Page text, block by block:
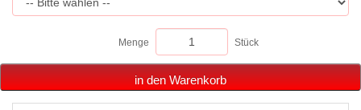
Menge Stück
in den Warenkorb